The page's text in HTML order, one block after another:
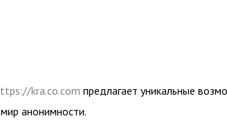
kra.co.com предлагает уникальные
анонимности.